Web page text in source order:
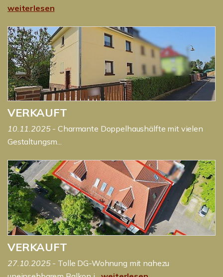
weiterlesen
VERKAUFT
10.11.2025- Charmante Doppelhaushälfte mit vielen
Gestaltungsm...
VERKAUFT
27.10.2025- Tolle DG-Wohnung mit nahezu